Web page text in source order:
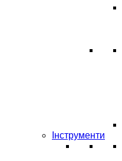
Інструменти